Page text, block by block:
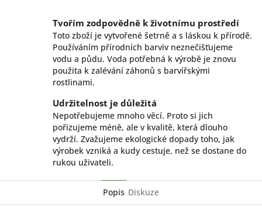
Tvořím zodpovědně k životnímu prostředí
Toto zboží je vytvořené šetrně a s láskou k přírodě.
Používáním přírodních barviv neznečišťujeme
vodu a půdu. Voda potřebná k výrobě je znovu
použita k zalévání záhonů s barvířskými
rostlinami.
Udržitelnost je důležitá
Nepotřebujeme mnoho věcí. Proto si jich
pořizujeme méně, ale v kvalitě, která dlouho
vydrží. Zvažujeme ekologické dopady toho, jak
výrobek vzniká a kudy cestuje, než se dostane do
rukou uživateli.
Popis Diskuze